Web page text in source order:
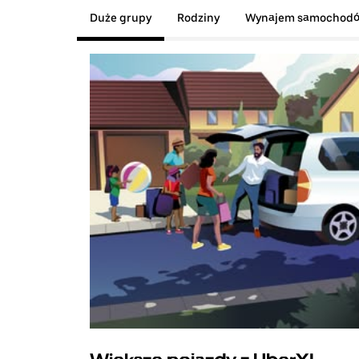
Duże grupy Rodziny Wynajem